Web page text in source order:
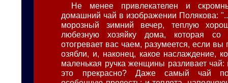
Не менее привлекателен и
домашний чай в изображении Полякова:
морозный зимний вечер, теплую
любезную хозяйку дома, которая
отогревает вас чаем, разумеется, если вы
озябли, и, наконец, какое наслаждение,
маленькая ручка женщины разливает чай:
это прекрасно? Даже самый чай